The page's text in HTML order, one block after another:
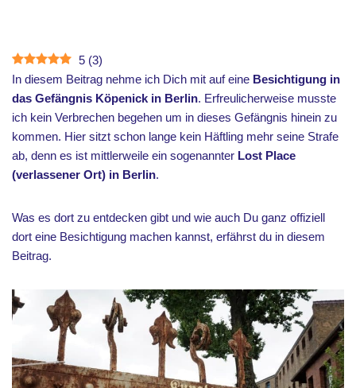
5 (3)
In diesem Beitrag nehme ich Dich mit auf eine Besichtigung in
das Gefängnis Köpenick in Berlin. Erfreulicherweise musste
ich kein Verbrechen begehen um in dieses Gefängnis hinein zu
kommen. Hier sitzt schon lange kein Häftling mehr seine Strafe
ab, denn es ist mittlerweile ein sogenannter Lost Place
(verlassener Ort) in Berlin.
Was es dort zu entdecken gibt und wie auch Du ganz offiziell
dort eine Besichtigung machen kannst, erfährst du in diesem
Beitrag.